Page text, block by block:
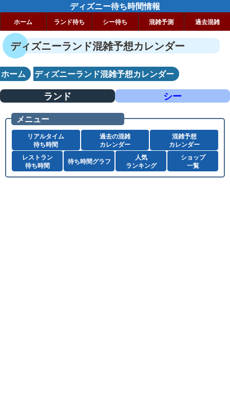
ディズニー待ち時間情報
ホーム ランド待ち シー待ち 混雑予測 過去混雑
ディズニーランド混雑予想カレンダー
ホーム ディズニーランド混雑予想カレンダー
ランド シー
メニュー
リアルタイム
待ち時間
過去の混雑
カレンダー
混雑予想
カレンダー
レストラン
待ち時間
待ち時間グラフ
人気
ランキング
ショップ
一覧